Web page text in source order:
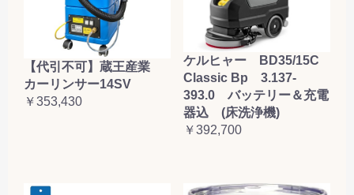
【代引不可】蔵王産業
カーリンサー14SV
￥353,430
ケルヒャー BD35/15C
Classic Bp 3.137-
393.0 バッテリー＆充電
器込 (床洗浄機)
￥392,700